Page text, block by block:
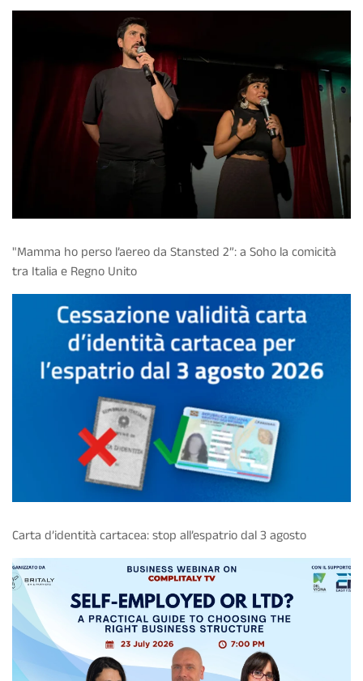
"Mamma ho perso l’aereo da Stansted 2”: a Soho la comicità
tra Italia e Regno Unito
Carta d’identità cartacea: stop all’espatrio dal 3 agosto